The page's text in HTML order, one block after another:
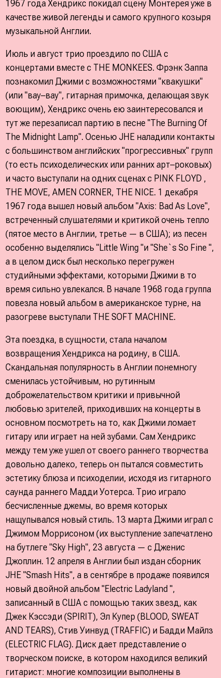
1967 года Хендрикс покидал сцену Монтерея уже в
качестве живой легенды и самого крупного козыря
музыкальной Англии.
Июль и август трио проездило по США с
концертами вместе с ТНЕ МОNКЕЕS. Фрэнк Заппа
познакомил Джими с возможностями "квакушки"
(или "вау–вау", гитарная примочка, делающая звук
воющим), Хендрикс очень ею заинтересовался и
тут же перезаписал партию в песне "The Burning Of
The Midnight Lamp". Осенью JHE наладили контакты
с большинством английских "прогрессивных" групп
(то есть психоделических или ранних арт–роковых)
и часто выступали на одних сценах с PINK FLOYD ,
ТНЕ MOVE, AMEN CORNER, ТНЕ NICE. 1 декабря
1967 года вышел новый альбом "Аxis: Bad As Love",
встреченный слушателями и критикой очень тепло
(пятое место в Англии, третье — в США); из песен
особенно выделялись "Little Wing "и "She`s So Fine ",
а в целом диск был несколько перегружен
студийными эффектами, которыми Джими в то
время сильно увлекался. В начале 1968 года группа
повезла новый альбом в американское турне, на
разогреве выступали THE SOFT MACHINE.
Эта поездка, в сущности, стала началом
возвращения Хендрикса на родину, в США.
Скандальная популярность в Англии понемногу
сменилась устойчивым, но рутинным
доброжелательством критики и привычной
любовью зрителей, приходивших на концерты в
основном посмотреть на то, как Джими ломает
гитару или играет на ней зубами. Сам Хендрикс
между тем уже ушел от своего раннего творчества
довольно далеко, теперь он пытался совместить
эстетику блюза и психоделии, исходя из гитарного
саунда раннего Мадди Уотерса. Трио играло
бесчисленные джемы, во время которых
нащупывался новый стиль. 13 марта Джими играл с
Джимом Моррисоном (их выступление запечатлено
на бутлеге "Sky High", 23 августа — с Дженис
Джоплин. 12 апреля в Англии был издан сборник
JHE "Smash Hits", а в сентябре в продаже появился
новый двойной альбом "Electric Ladyland ",
записанный в США с помощью таких звезд, как
Джек Кэссэди (SPIRIT), Эл Купер (BLOOD, SWEAT
AND TEARS), Стив Уинвуд (TRAFFIC) и Бадди Майлз
(ELECTRIC FLAG). Диск дает представление о
творческом поиске, в котором находился великий
гитарист: многие композиции выполнены в